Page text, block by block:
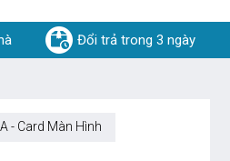
Đổi trả trong 3 ngày
- Card Màn Hình